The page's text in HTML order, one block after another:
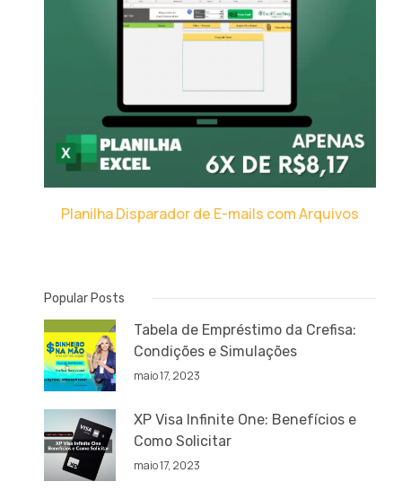
Planilha Disparador de E-mails com Arquivos
Popular Posts
Tabela de Empréstimo da Crefisa:
Condições e Simulações
maio 17, 2023
XP Visa Infinite One: Benefícios e
Como Solicitar
maio 17, 2023